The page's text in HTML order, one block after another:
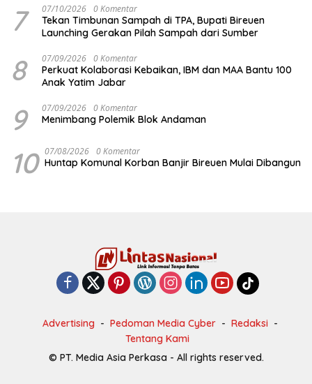
7 07/10/2026 0 Komentar
Tekan Timbunan Sampah di TPA, Bupati Bireuen
Launching Gerakan Pilah Sampah dari Sumber
8 07/09/2026 0 Komentar
Perkuat Kolaborasi Kebaikan, IBM dan MAA Bantu 100
Anak Yatim Jabar
9 07/09/2026 0 Komentar
Menimbang Polemik Blok Andaman
10 07/08/2026 0 Komentar
Huntap Komunal Korban Banjir Bireuen Mulai Dibangun
Advertising Pedoman Media Cyber
Redaksi
Tentang Kami
© PT. Media Asia Perkasa - All rights reserved.